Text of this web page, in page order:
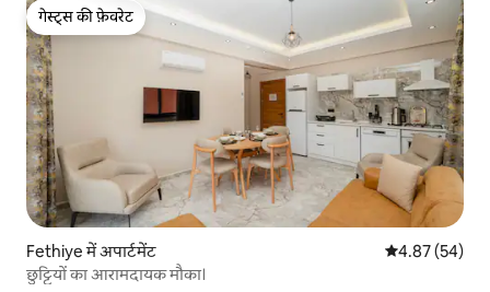
गेस्ट्स की फ़ेवरेट
गेस्ट्स की फ़ेवरेट
Fethiye में अपार्टमेंट औसत रेटिंग 5 में
4.87 (54)
छुट्टियों का आरामदायक मौका।